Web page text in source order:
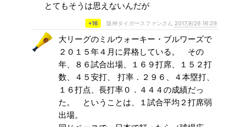
とてもそうは思えないんだが
+16 阪神タイガースファンさん 2017,9/26 16:29
大リーグのミルウォーキー・ブルワーズで
２０１５年４月に昇格している。 その
年、８６試合出場、１６９打席、１５２打
数、４５安打、 打率．２９６、４本塁打、
１６打点、長打率０．４４４の成績だっ
た。 ということは、１試合平均２打席弱
出場。